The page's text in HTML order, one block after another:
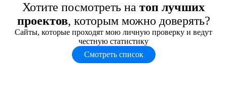
Хотите посмотреть на топ лучших
проектов, которым можно доверять?
Сайты, которые проходят мою личную проверку и ведут
честную статистику
Смотреть список